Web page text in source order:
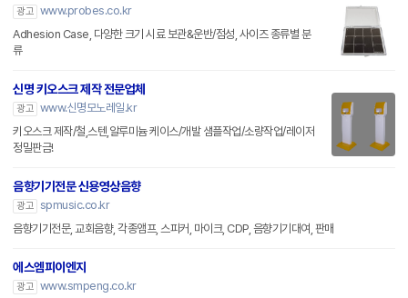
광고
www.probes.co.kr
Adhesion Case, 다양한 크기 시료 보관&운반/점성, 사이즈 종류별 분
류
신명 키오스크 제작 전문업체
광고
www.신명모노레일.kr
키오스크 제작/철,스텐,알루미늄 케이스/개발 샘플작업/소량작업/레이저
정밀판금!
음향기기전문 신용영상음향
광고
spmusic.co.kr
음향기기전문, 교회음향, 각종앰프, 스피커, 마이크, CDP, 음향기기대여, 판매
에스엠피이엔지
광고 www.smpeng.co.kr